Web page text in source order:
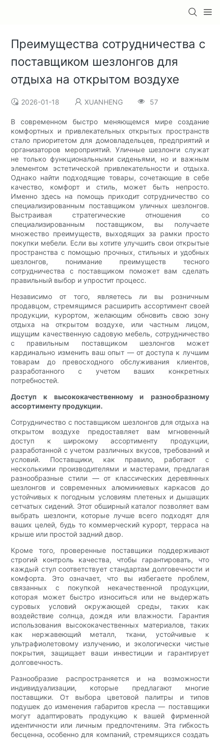
Преимущества сотрудничества с
поставщиком шезлонгов для
отдыха на открытом воздухе
2026-01-18 XUANHENG 57
В современном быстро меняющемся мире создание
комфортных и привлекательных открытых пространств
стало приоритетом для домовладельцев, предприятий и
организаторов мероприятий. Уличные шезлонги служат
не только функциональными сиденьями, но и важным
элементом эстетической привлекательности и отдыха.
Однако найти подходящие товары, сочетающие в себе
качество, комфорт и стиль, может быть непросто.
Именно здесь на помощь приходит сотрудничество со
специализированным поставщиком уличных шезлонгов.
Выстраивая стратегические отношения со
специализированным поставщиком, вы получаете
множество преимуществ, выходящих за рамки просто
покупки мебели. Если вы хотите улучшить свои открытые
пространства с помощью прочных, стильных и удобных
шезлонгов, понимание преимуществ тесного
сотрудничества с поставщиком поможет вам сделать
правильный выбор и упростит процесс.
Независимо от того, являетесь ли вы розничным
продавцом, стремящимся расширить ассортимент своей
продукции, курортом, желающим обновить свою зону
отдыха на открытом воздухе, или частным лицом,
ищущим качественную садовую мебель, сотрудничество
с правильным поставщиком шезлонгов может
кардинально изменить ваш опыт — от доступа к лучшим
товарам до превосходного обслуживания клиентов,
разработанного с учетом ваших конкретных
потребностей.
Доступ к высококачественному и разнообразному
ассортименту продукции.
Сотрудничество с поставщиком шезлонгов для отдыха на
открытом воздухе предоставляет вам мгновенный
доступ к широкому ассортименту продукции,
разработанной с учетом различных вкусов, требований и
условий. Поставщики, как правило, работают с
несколькими производителями и мастерами, предлагая
разнообразные стили — от классических деревянных
шезлонгов и современных алюминиевых каркасов до
устойчивых к погодным условиям плетеных и дышащих
сетчатых сидений. Этот обширный каталог позволяет вам
выбрать шезлонги, которые лучше всего подходят для
ваших целей, будь то коммерческий курорт, терраса на
крыше или простой задний двор.
Кроме того, проверенные поставщики поддерживают
строгий контроль качества, чтобы гарантировать, что
каждый стул соответствует стандартам долговечности и
комфорта. Это означает, что вы избегаете проблем,
связанных с покупкой некачественной продукции,
которая может быстро износиться или не выдержать
суровых условий окружающей среды, таких как
воздействие солнца, дождя или влажности. Гарантия
использования высококачественных материалов, таких
как нержавеющий металл, ткани, устойчивые к
ультрафиолетовому излучению, и экологически чистые
покрытия, защищает ваши инвестиции и гарантирует
долговечность.
Разнообразие распространяется и на возможности
индивидуализации, которые предлагают многие
поставщики. От выбора цветовой палитры и типов
подушек до изменения габаритов кресла — поставщики
могут адаптировать продукцию к вашей фирменной
идентичности или личным предпочтениям. Эта гибкость
бесценна, особенно для компаний, стремящихся создать